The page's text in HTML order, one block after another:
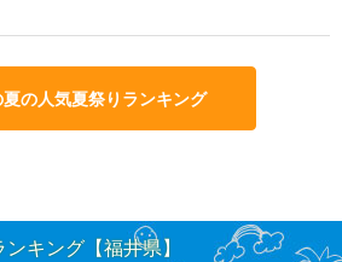
の人気夏祭りランキング
キング【福井県】